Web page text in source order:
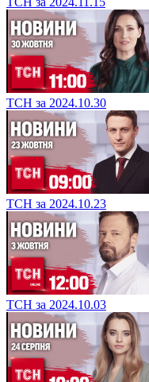
ТСН за 2024.10.30
ТСН за 2024.10.23
ТСН за 2024.10.03